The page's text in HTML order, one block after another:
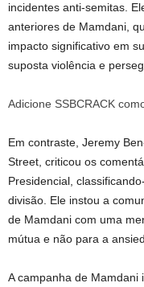
incidentes anti-semitas.
anteriores de Mamdani,
impacto significativo em
suposta violência e
Adicione SSBCRACK
Em contraste, Jeremy
Street, criticou os
Presidencial,
divisão. Ele instou a
de Mamdani com uma
mútua e não para a
A campanha de Mamdani